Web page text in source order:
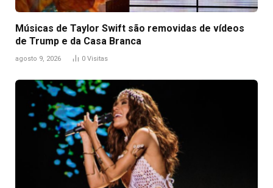
Músicas de Taylor Swift são removidas de vídeos
de Trump e da Casa Branca
agosto 9, 2026 0 Visitas